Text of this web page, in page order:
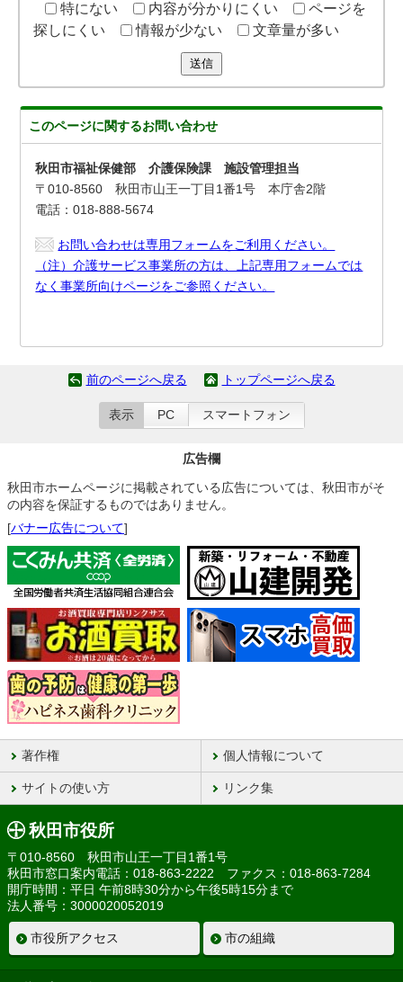
特にない
内容が分かりにくい
ページを
探しにくい
情報が少ない 文章量が多い
送信
このページに関するお問い合わせ
秋田市福祉保健部 介護保険課 施設管理担当
〒010-8560 秋田市山王一丁目1番1号 本庁舎2階
電話：018-888-5674
お問い合わせは専用フォームをご利用ください。
（注）介護サービス事業所の方は、上記専用フォームでは
なく事業所向けページをご参照ください。
前のページへ戻る トップページへ戻る
表示 PC スマートフォン
広告欄
秋田市ホームページに掲載されている広告については、秋田市がそ
の内容を保証するものではありません。
[バナー広告について]
著作権 個人情報について
サイトの使い方 リンク集
秋田市役所
〒010-8560 秋田市山王一丁目1番1号
秋田市窓口案内電話：018-863-2222 ファクス：018-863-7284
開庁時間：平日 午前8時30分から午後5時15分まで
法人番号：3000020052019
市役所アクセス 市の組織